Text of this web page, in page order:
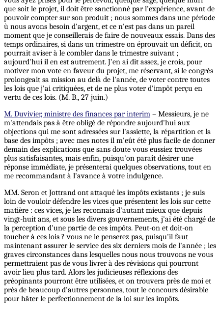
que soit le projet, il doit être sanctionné par l'expérience, avant de
pouvoir compter sur son produit ; nous sommes dans une période
ù nous avons besoin d'argent, et ce n'est pas dans un pareil
moment que je conseillerais de faire de nouveaux essais. Dans des
temps ordinaires, si dans un trimestre on éprouvait un déficit, on
pourrait aviser à le comblerdans le trimestre suivant ;
aujourd'hui il en est autrement. J'en ai dit assez, je crois, pour
motiver mon vote en faveur du projet, me réservant, si le congrès
prolongeait sa mission au delà de l'année, de voter contre toutes
les lois que j'ai critiquées, et de ne plus voter d'impôt perçu en
vertu de ces lois. (M. B., 27 juin.)
M. Duvivier, ministre des finances par interim – Messieurs, je ne
m'attendais pas à être obligé de répondre aujourd'hui aux
objections qui me sont adressées sur l'assiette, la répartition et la
base des impôts ; avec mes notes il m'eût été plus facile de donner
demain des explications que sans doute vous eussiez trouvées
plus satisfaisantes, mais enfin, puisqu'on paraît désirer une
réponse immédiate, je présenterai quelques observations, tout en
me recommandant à l'avance à votre indulgence.
MM. Seron et Jottrand ont attaqué les impôts existants ; je suis
loin de vouloir défendre les vices que présentent les lois sur cette
matière : ces vices, je les reconnais d'autant mieux que depuis
vingt-huit ans, et sous les divers gouvernements, j'ai été chargé de
la perception d'une partie de ces impôts. Peut-on et doit-on
toucher à ces lois ? vous ne le penserez pas, puisqu'il faut
maintenant assurer le service des six derniers mois de l'année ; les
graves circonstances dans lesquelles nous nous trouvons ne vous
permettraient pas de vous livrer à des révisions qui pourront
avoir lieu plus tard. Alors les judicieuses réflexions des
préopinants pourront être utilisées, et on trouvera près de moi et
près de beaucoup d'autres personnes, tout le concours désirable
pour hâter le perfectionnement de la loi sur les impôts.